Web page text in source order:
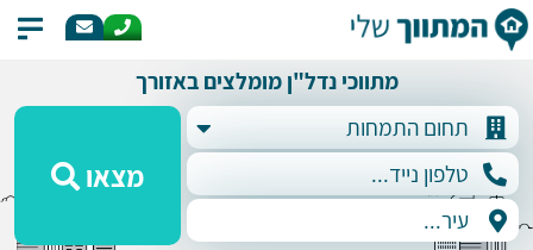
מתווכי נדל"ן מומלצים באזורך
מצאו